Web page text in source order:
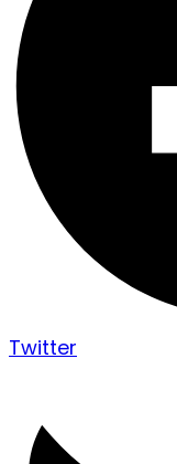
Twitter